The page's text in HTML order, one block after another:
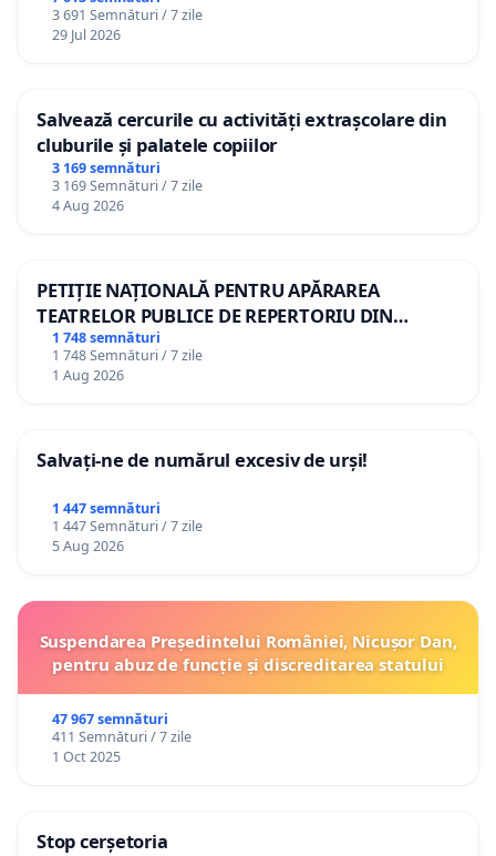
3 691 Semnături / 7 zile
29 Jul 2026
Salvează cercurile cu activități extrașcolare din
cluburile și palatele copiilor
3 169 semnături
3 169 Semnături / 7 zile
4 Aug 2026
PETIȚIE NAȚIONALĂ PENTRU APĂRAREA
TEATRELOR PUBLICE DE REPERTORIU DIN
ROMÂNIA
1 748 semnături
1 748 Semnături / 7 zile
1 Aug 2026
Salvați-ne de numărul excesiv de urși!
1 447 semnături
1 447 Semnături / 7 zile
5 Aug 2026
Suspendarea Președintelui României, Nicușor Dan,
pentru abuz de funcție și discreditarea statului
47 967 semnături
411 Semnături / 7 zile
1 Oct 2025
Stop cerșetoria